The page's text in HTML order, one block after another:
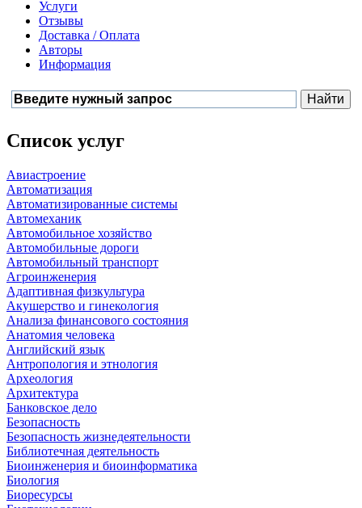
Услуги
Отзывы
Доставка / Оплата
Авторы
Информация
Список услуг
Авиастроение
Автоматизация
Автоматизированные системы
Автомеханик
Автомобильное хозяйство
Автомобильные дороги
Автомобильный транспорт
Агроинженерия
Адаптивная физкультура
Акушерство и гинекология
Анализа финансового состояния
Анатомия человека
Английский язык
Антропология и этнология
Археология
Архитектура
Банковское дело
Безопасность
Безопасность жизнедеятельности
Библиотечная деятельность
Биоинженерия и биоинформатика
Биология
Биоресурсы